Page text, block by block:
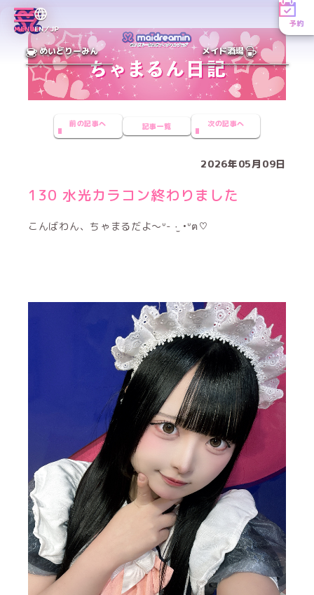
MENUEN／JP
予約
めいどりーみん メイド酒場
前の記事へ 記事一覧 次の記事へ
2026年05月09日
130 水光カラコン終わりました
こんばわん、ちゃまるだよ〜ᐡ- ·̫ •ᐡฅ♡